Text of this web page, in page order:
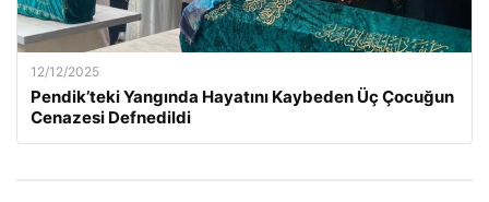
12/12/2025
Pendik’teki Yangında Hayatını Kaybeden Üç Çocuğun
Cenazesi Defnedildi